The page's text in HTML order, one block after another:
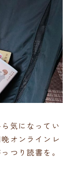
気になってい
オンラインレ
つり読書を。